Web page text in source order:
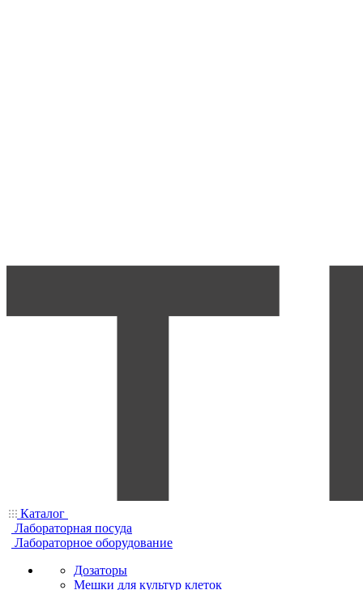
Каталог
Лабораторная посуда
Лабораторное оборудование
Дозаторы
Мешки для культур клеток